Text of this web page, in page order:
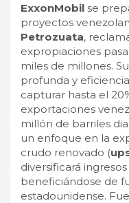
ExxonMobil se
proyectos
Petrozuata,
expropiaciones
miles de millones.
profunda y
capturar hasta el
exportaciones
millón de barriles
un enfoque en la
crudo renovado (
diversificará
beneficiándose de
estadounidense.